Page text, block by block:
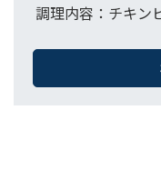
調理内容：チキン